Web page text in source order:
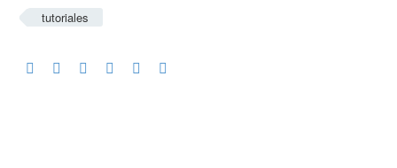
tutoriales